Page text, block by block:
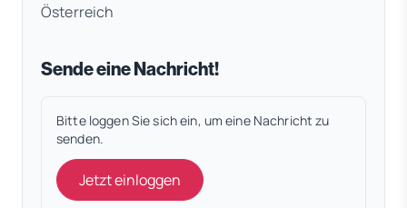
Österreich
Sende eine Nachricht!
Bitte loggen Sie sich ein, um eine Nachricht zu
senden.
Jetzt einloggen